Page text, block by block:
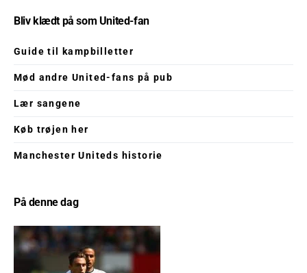
Bliv klædt på som United-fan
Guide til kampbilletter
Mød andre United-fans på pub
Lær sangene
Køb trøjen her
Manchester Uniteds historie
På denne dag